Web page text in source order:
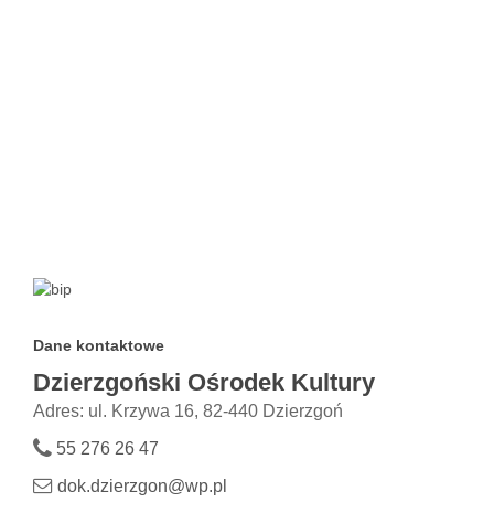
Dane kontaktowe
Dzierzgoński Ośrodek Kultury
Adres: ul. Krzywa 16, 82-440 Dzierzgoń
55 276 26 47
dok.dzierzgon@wp.pl